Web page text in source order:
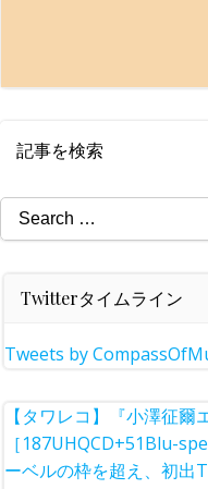
記事を検索
Search
for:
Twitterタイムライン
Tweets by
【タワレコ】『小澤征
［187UHQCD+51Blu-
ーベルの枠を超え、初出